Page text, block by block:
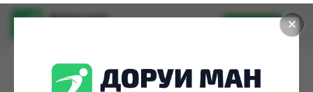
✕
Доруи ман
Установить